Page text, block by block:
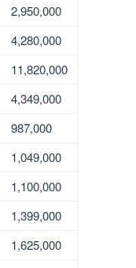
2,950,000
4,280,000
11,820,000
4,349,000
987,000
1,049,000
1,100,000
1,399,000
1,625,000